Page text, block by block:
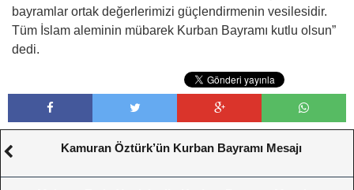
bayramlar ortak değerlerimizi güçlendirmenin vesilesidir.
Tüm İslam aleminin mübarek Kurban Bayramı kutlu olsun”
dedi.
Kamuran Öztürk’ün Kurban Bayramı Mesajı